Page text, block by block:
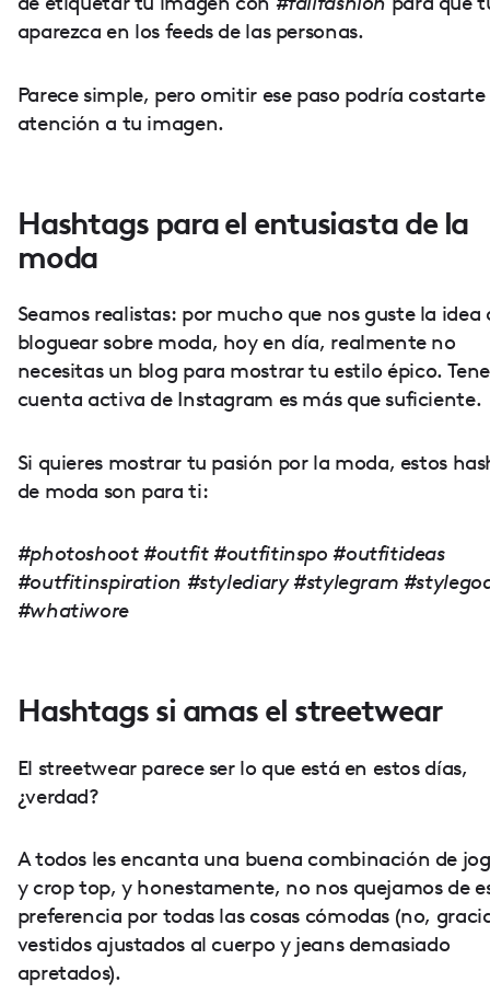
aparezca en los feeds de las personas.
Parece simple, pero omitir ese paso podría
atención a tu imagen.
Hashtags para el entusiasta de la
moda
Seamos realistas: por mucho que nos guste la idea
bloguear sobre moda, hoy en día, realmente no
necesitas un blog para mostrar tu estilo épico.
cuenta activa de Instagram es más que suficiente.
Si quieres mostrar tu pasión por la moda, estos
de moda son para ti:
#photoshoot #outfit #outfitinspo #outfitideas
#outfitinspiration #stylediary #stylegram
#whatiwore
Hashtags si amas el streetwear
El streetwear parece ser lo que está en estos días,
¿verdad?
A todos les encanta una buena combinación de
y crop top, y honestamente, no nos quejamos de
preferencia por todas las cosas cómodas (no,
vestidos ajustados al cuerpo y jeans demasiado
apretados).